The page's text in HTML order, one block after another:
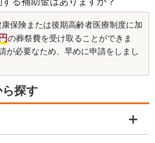
保険または後期高齢者医療制度に加
の葬祭費を受け取ることができま
が必要なため、早めに申請をしまし
探す